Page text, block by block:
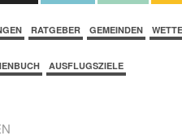
RATGEBER GEMEINDEN
AUSFLUGSZIELE